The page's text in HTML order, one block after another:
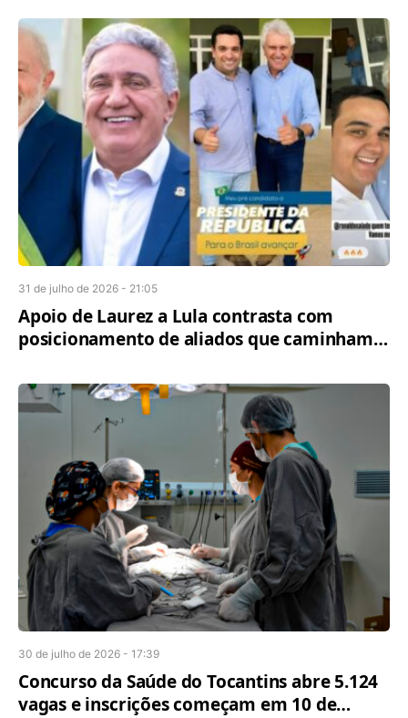
Amazônia, para povos e comunidades
tradicionais.
31 de julho de 2026 - 21:05
Apoio de Laurez a Lula contrasta com
posicionamento de aliados que caminham
30 de julho de 2026 - 17:39
Concurso da Saúde do Tocantins abre 5.124
vagas e inscrições começam em 10 de